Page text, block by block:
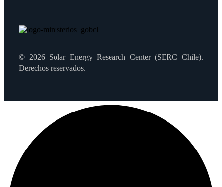
© 2026 Solar Energy Research Center (SERC Chile).
Derechos reservados.